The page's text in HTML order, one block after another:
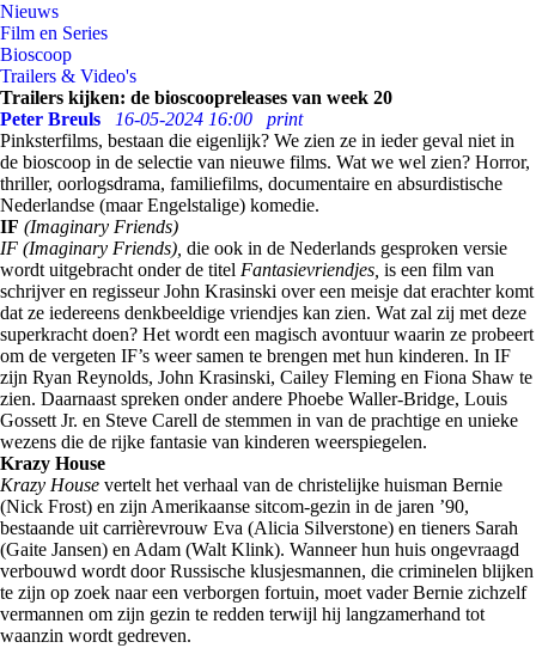
Nieuws
Film en Series
Bioscoop
Trailers & Video's
Trailers kijken: de bioscoopreleases van week 20
Peter Breuls
16-05-2024 16:00
print
Pinksterfilms, bestaan die eigenlijk? We zien ze in ieder geval niet in
de bioscoop in de selectie van nieuwe films. Wat we wel zien? Horror,
thriller, oorlogsdrama, familiefilms, documentaire en absurdistische
Nederlandse (maar Engelstalige) komedie.
IF (Imaginary Friends)
IF (Imaginary Friends), die ook in de Nederlands gesproken versie
wordt uitgebracht onder de titel Fantasievriendjes, is een film van
schrijver en regisseur John Krasinski over een meisje dat erachter komt
dat ze iedereens denkbeeldige vriendjes kan zien. Wat zal zij met deze
superkracht doen? Het wordt een magisch avontuur waarin ze probeert
om de vergeten IF’s weer samen te brengen met hun kinderen. In IF
zijn Ryan Reynolds, John Krasinski, Cailey Fleming en Fiona Shaw te
zien. Daarnaast spreken onder andere Phoebe Waller-Bridge, Louis
Gossett Jr. en Steve Carell de stemmen in van de prachtige en unieke
wezens die de rijke fantasie van kinderen weerspiegelen.
Krazy House
Krazy House vertelt het verhaal van de christelijke huisman Bernie
(Nick Frost) en zijn Amerikaanse sitcom-gezin in de jaren ’90,
bestaande uit carrièrevrouw Eva (Alicia Silverstone) en tieners Sarah
(Gaite Jansen) en Adam (Walt Klink). Wanneer hun huis ongevraagd
verbouwd wordt door Russische klusjesmannen, die criminelen blijken
te zijn op zoek naar een verborgen fortuin, moet vader Bernie zichzelf
vermannen om zijn gezin te redden terwijl hij langzamerhand tot
waanzin wordt gedreven.